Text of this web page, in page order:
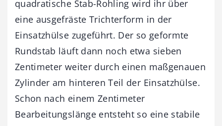
quadratische Stab-Rohling wird ihr über
eine ausgefräste Trichterform in der
Einsatzhülse zugeführt. Der so geformte
Rundstab läuft dann noch etwa sieben
Zentimeter weiter durch einen maßgenauen
Zylinder am hinteren Teil der Einsatzhülse.
Schon nach einem Zentimeter
Bearbeitungslänge entsteht so eine stabile